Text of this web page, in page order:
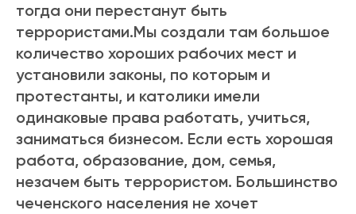
тогда они перестанут быть
террористами.Мы создали там большое
количество хороших рабочих мест и
установили законы, по которым и
протестанты, и католики имели
одинаковые права работать, учиться,
заниматься бизнесом. Если есть хорошая
работа, образование, дом, семья,
незачем быть террористом. Большинство
чеченского населения не хочет